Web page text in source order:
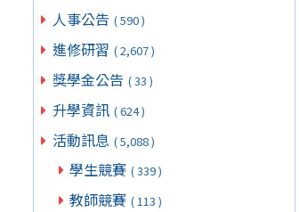
人事公告 ( 590 )
進修研習 ( 2,607 )
獎學金公告 ( 33 )
升學資訊 ( 624 )
活動訊息 ( 5,088 )
學生競賽 ( 339 )
教師競賽 ( 113 )